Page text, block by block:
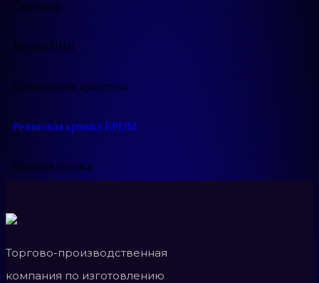
Скипидар
Втулка ПНД
Пигментный краситель
Резиновая крошка EPDM
Шинная крошка
Торгово-производственная
компания по изготовлению